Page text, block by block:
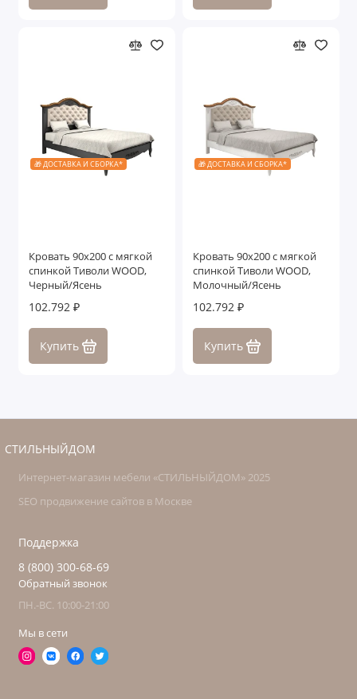
🎁 ДОСТАВКА И СБОРКА*
Кровать 90x200 с мягкой
спинкой Тиволи WOOD,
Черный/Ясень
102.792 ₽
Купить
🎁 ДОСТАВКА И СБОРКА*
Кровать 90x200 с мягкой
спинкой Тиволи WOOD,
Молочный/Ясень
102.792 ₽
Купить
СТИЛЬНЫЙДОМ
Интернет-магазин мебели «СТИЛЬНЫЙДОМ» 2025
SEO продвижение сайтов в Москве
Поддержка
8 (800) 300-68-69
Обратный звонок
ПН.-ВС. 10:00-21:00
Мы в сети